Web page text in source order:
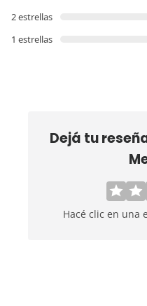
2 estrellas
1 estrellas
Dejá tu
Hacé clic en una